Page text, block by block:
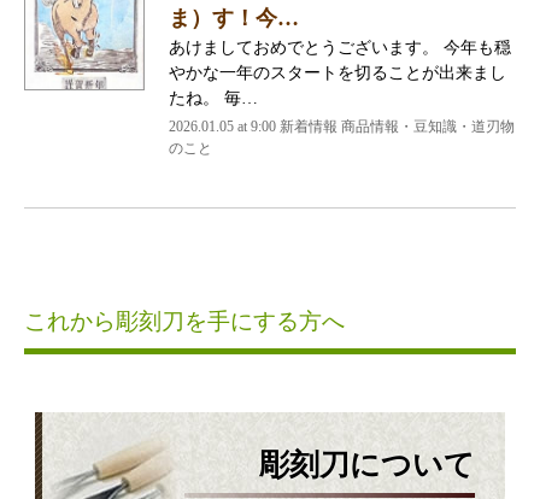
ま）す！今…
あけましておめでとうございます。 今年も穏
やかな一年のスタートを切ることが出来まし
たね。 毎…
2026.01.05 at 9:00 新着情報 商品情報・豆知識・道刃物
のこと
これから彫刻刀を手にする方へ
彫刻刀について